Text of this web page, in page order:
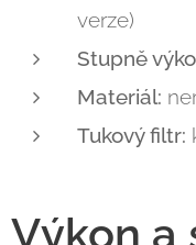
verze)
Stupně
Materiál:
Tukový filtr:
Výkon a